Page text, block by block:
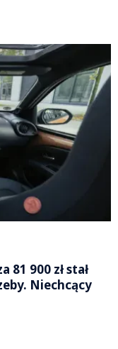
81 900 zł stał
Niechcący